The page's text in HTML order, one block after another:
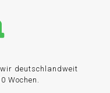
deutschlandweit
Wochen.